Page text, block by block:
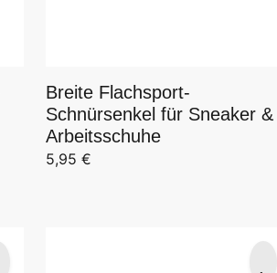
Breite Flachsport-
Schnürsenkel für Sneaker &
Arbeitsschuhe
5,95 €